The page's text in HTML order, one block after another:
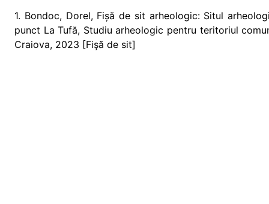
1. Bondoc, Dorel, Fișă de sit arheologic: Situl
punct La Tufă, Studiu arheologic pentru teritoriul
Craiova, 2023 [Fişă de sit]